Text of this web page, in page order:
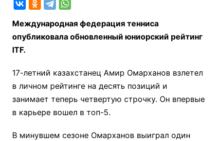
Международная федерация тенниса
опубликовала обновленный юниорский рейтинг
ITF.
17-летний казахстанец Амир Омарханов взлетел
в личном рейтинге на десять позиций и
занимает теперь четвертую строчку. Он впервые
в карьере вошел в топ-5.
В минувшем сезоне Омарханов выиграл один